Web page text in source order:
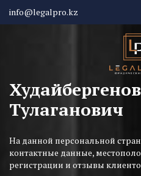
info@legalpro.kz
Тулаганович
На данной персональной
контактные данные,
регистрации и отзывы